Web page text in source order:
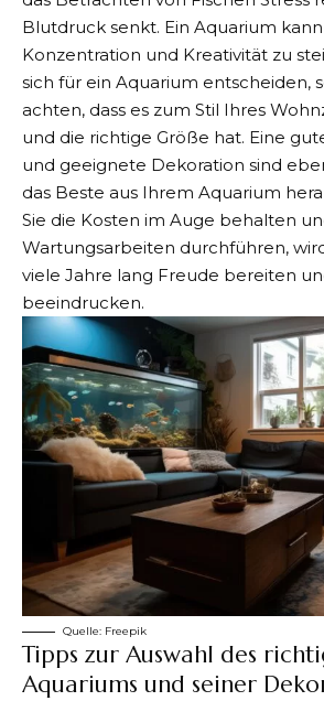
Blutdruck senkt. Ein Aquarium
Konzentration und Kreativität zu
sich für ein Aquarium entscheiden,
achten, dass es zum Stil Ihres
und die richtige Größe hat. Eine
und geeignete Dekoration sind
das Beste aus Ihrem Aquarium
Sie die Kosten im Auge behalten
Wartungsarbeiten durchführen,
viele Jahre lang Freude bereiten
beeindrucken.
Quelle: Freepik
Tipps zur Auswahl des
Aquariums und seiner